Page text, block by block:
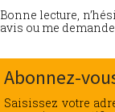
Bonne lecture,
avis ou me
Abonnez-
Saisissez votre